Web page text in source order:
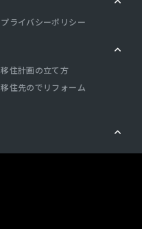
プライバシーポリシー
移住計画の立て方
移住先のでリフォーム